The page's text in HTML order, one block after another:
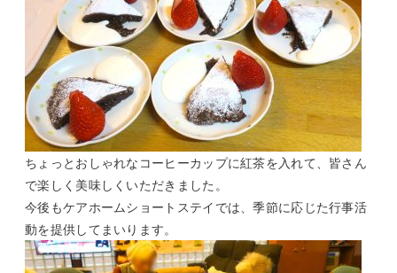
ちょっとおしゃれなコーヒーカップに紅茶を入れて、皆さん
で楽しく美味しくいただきました。
今後もケアホームショートステイでは、季節に応じた行事活
動を提供してまいります。